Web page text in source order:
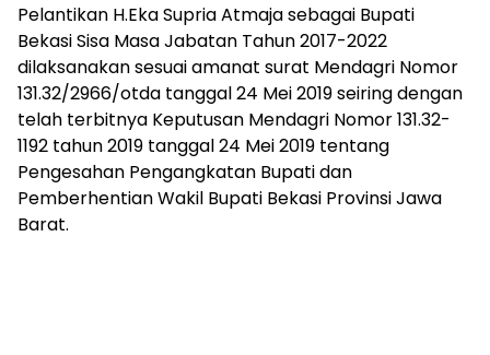
Pelantikan H.Eka Supria Atmaja sebagai Bupati
Bekasi Sisa Masa Jabatan Tahun 2017-2022
dilaksanakan sesuai amanat surat Mendagri Nomor
131.32/2966/otda tanggal 24 Mei 2019 seiring dengan
telah terbitnya Keputusan Mendagri Nomor 131.32-
1192 tahun 2019 tanggal 24 Mei 2019 tentang
Pengesahan Pengangkatan Bupati dan
Pemberhentian Wakil Bupati Bekasi Provinsi Jawa
Barat.